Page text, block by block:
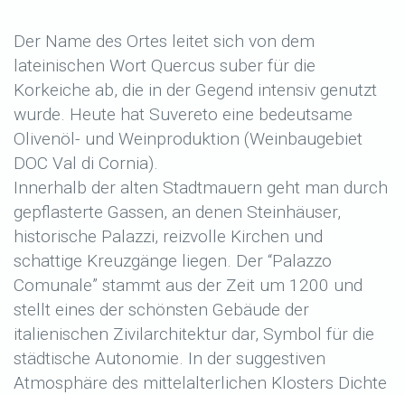
Der Name des Ortes leitet sich von dem
lateinischen Wort Quercus suber für die
Korkeiche ab, die in der Gegend intensiv genutzt
wurde. Heute hat Suvereto eine bedeutsame
Olivenöl- und Weinproduktion (Weinbaugebiet
DOC Val di Cornia).
Innerhalb der alten Stadtmauern geht man durch
gepflasterte Gassen, an denen Steinhäuser,
historische Palazzi, reizvolle Kirchen und
schattige Kreuzgänge liegen. Der “Palazzo
Comunale” stammt aus der Zeit um 1200 und
stellt eines der schönsten Gebäude der
italienischen Zivilarchitektur dar, Symbol für die
städtische Autonomie. In der suggestiven
Atmosphäre des mittelalterlichen Klosters Dichte